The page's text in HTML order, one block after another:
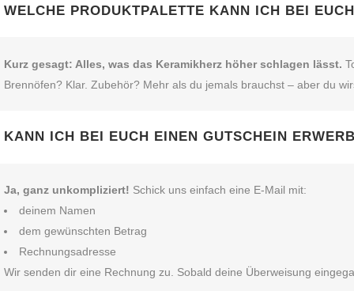
WELCHE PRODUKTPALETTE KANN ICH BEI
Kurz gesagt: Alles, was das Keramikherz höher schlagen lässt.
Brennöfen? Klar. Zubehör? Mehr als du jemals brauchst – aber du
KANN ICH BEI EUCH EINEN GUTSCHEIN
Ja, ganz unkompliziert! Schick uns einfach eine E‑Mail mit:
deinem Namen
dem gewünschten Betrag
Rechnungsadresse
Wir senden dir eine Rechnung zu. Sobald deine Überweisung